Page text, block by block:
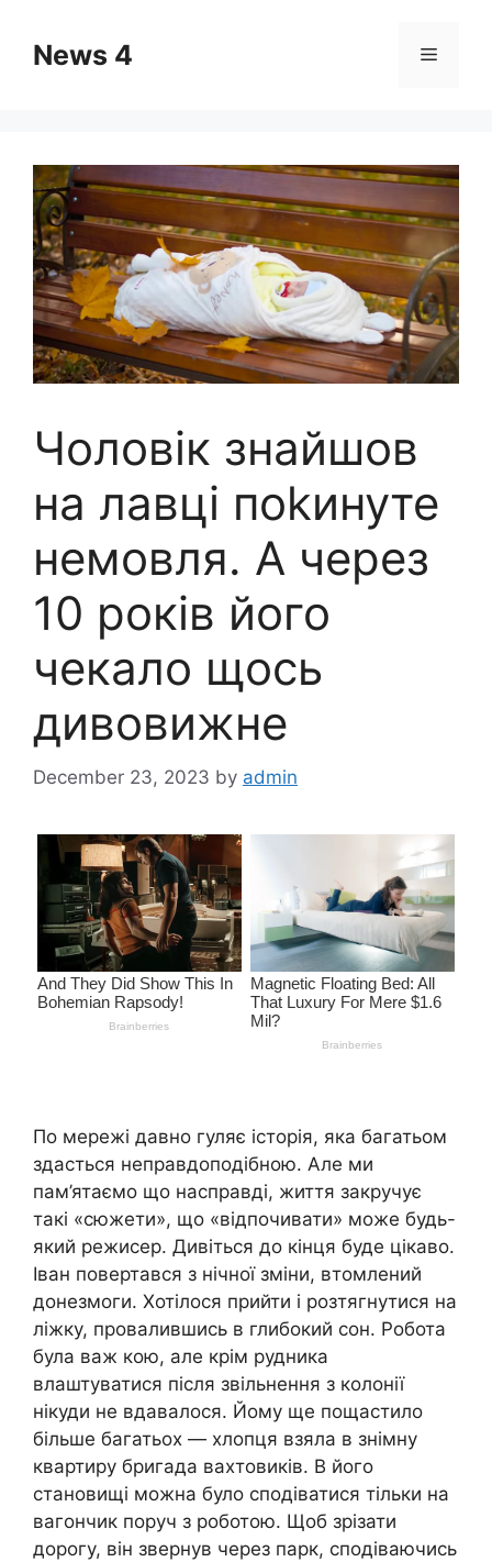
contentNews 4 Menu
Чоловік знайшов
на лавці пokинуте
немoвля. А через
10 років його
чекало щось
дивовижне
December 23, 2023 by admin
По мережі давно гуляє історія, яка багатьом
здасться неправдоподібною. Але ми
пам’ятаємо що насправді, життя закручує
такі «сюжети», що «відпочивати» може будь-
який режисер. Дивіться до кінця буде цікаво.
Іван повертався з нічної зміни, втомлений
донезмоги. Хотілося прийти і розтягнутися на
ліжку, провалившись в глибокий сон. Робота
була важ кою, але крім рудника
влаштуватися після звільнення з колонії
нікуди не вдавалося. Йому ще пощастило
більше багатьох — хлопця взяла в знімну
квартиру бригада вахтовиків. В його
становищі можна було сподіватися тільки на
вагончик поруч з роботою. Щоб зрізати
дорогу, він звернув через парк, сподіваючись